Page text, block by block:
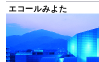
エコールみよた